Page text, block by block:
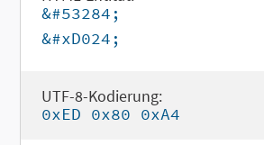
&#53284;
&#xD024;
UTF-8-Kodierung:
0xED 0x80 0xA4